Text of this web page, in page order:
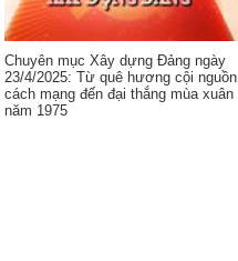
Chuyên mục Xây dựng Đảng ngày
23/4/2025: Từ quê hương cội nguồn
cách mạng đến đại thắng mùa xuân
năm 1975